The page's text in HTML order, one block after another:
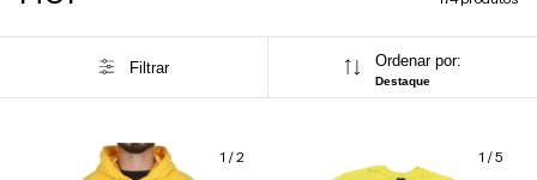
Filtrar Ordenar por:
Destaque
1 /2 1 /5